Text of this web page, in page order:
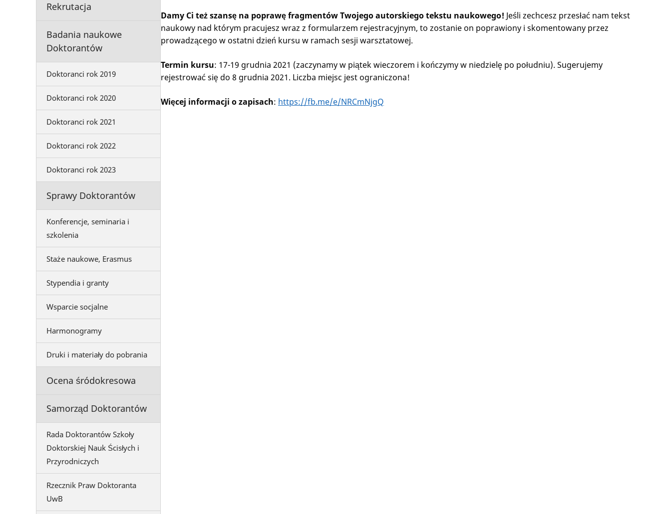
Rekrutacja
Badania naukowe
Doktorantów
Doktoranci rok 2019
Doktoranci rok 2020
Doktoranci rok 2021
Doktoranci rok 2022
Doktoranci rok 2023
Sprawy Doktorantów
Konferencje, seminaria i
szkolenia
Staże naukowe, Erasmus
Stypendia i granty
Wsparcie socjalne
Harmonogramy
Druki i materiały do pobrania
Ocena śródokresowa
Samorząd Doktorantów
Rada Doktorantów Szkoły
Doktorskiej Nauk Ścisłych i
Przyrodniczych
Rzecznik Praw Doktoranta
UwB
Damy Ci też szansę na poprawę fragmentów Twojego autorskiego tekstu naukowego! Jeśli zechcesz przesłać nam tekst
naukowy nad którym pracujesz wraz z formularzem rejestracyjnym, to zostanie on poprawiony i skomentowany przez
prowadzącego w ostatni dzień kursu w ramach sesji warsztatowej.
Termin kursu: 17-19 grudnia 2021 (zaczynamy w piątek wieczorem i kończymy w niedzielę po południu). Sugerujemy
rejestrować się do 8 grudnia 2021. Liczba miejsc jest ograniczona!
Więcej informacji o zapisach: https://fb.me/e/NRCmNjgQ